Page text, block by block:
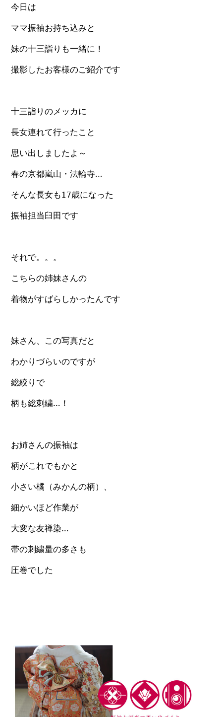
今日は
ママ振袖お持ち込みと
妹の十三詣りも一緒に！
撮影したお客様のご紹介です
十三詣りのメッカに
長女連れて行ったこと
思い出しましたよ～
春の京都嵐山・法輪寺…
そんな長女も17歳になった
振袖担当臼田です
それで。。。
こちらの姉妹さんの
着物がすばらしかったんです
妹さん、この写真だと
わかりづらいのですが
総絞りで
柄も総刺繍…！
お姉さんの振袖は
柄がこれでもかと
小さい橘（みかんの柄）、
細かいほど作業が
大変な友禅染…
帯の刺繍量の多さも
圧巻でした